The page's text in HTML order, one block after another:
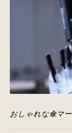
おしゃれな傘マ